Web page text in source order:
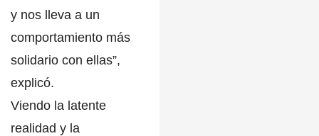
y nos lleva a un
comportamiento más
solidario con ellas”,
explicó.
Viendo la latente
realidad y la